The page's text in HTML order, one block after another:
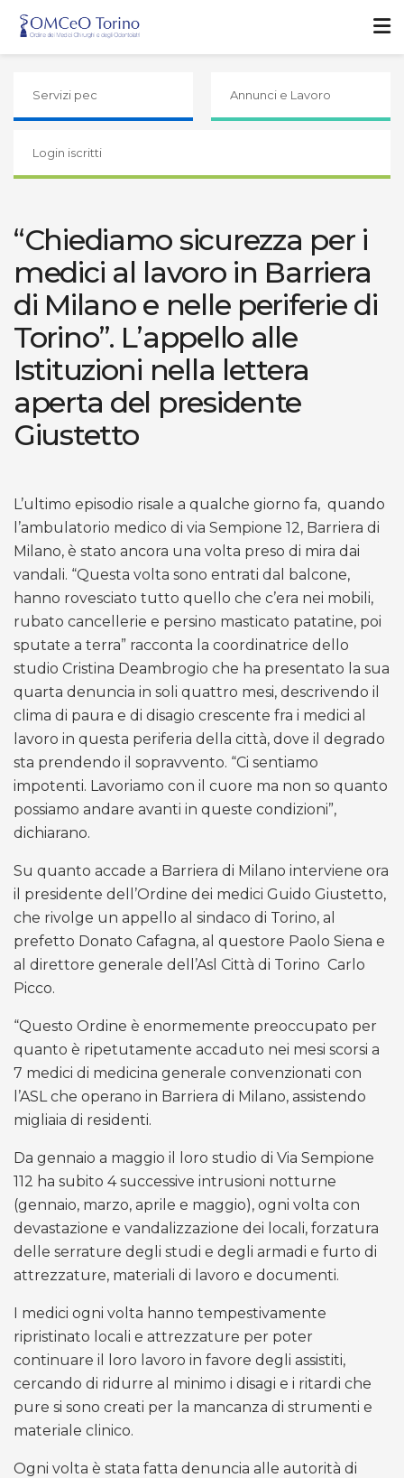
Servizi pec Annunci e Lavoro
Login iscritti
“Chiediamo sicurezza per i
medici al lavoro in Barriera
di Milano e nelle periferie di
Torino”. L’appello alle
Istituzioni nella lettera
aperta del presidente
Giustetto
L’ultimo episodio risale a qualche giorno fa, quando
l’ambulatorio medico di via Sempione 12, Barriera di
Milano, è stato ancora una volta preso di mira dai
vandali. “Questa volta sono entrati dal balcone,
hanno rovesciato tutto quello che c’era nei mobili,
rubato cancellerie e persino masticato patatine, poi
sputate a terra” racconta la coordinatrice dello
studio Cristina Deambrogio che ha presentato la sua
quarta denuncia in soli quattro mesi, descrivendo il
clima di paura e di disagio crescente fra i medici al
lavoro in questa periferia della città, dove il degrado
sta prendendo il sopravvento. “Ci sentiamo
impotenti. Lavoriamo con il cuore ma non so quanto
possiamo andare avanti in queste condizioni”,
dichiarano.
Su quanto accade a Barriera di Milano interviene ora
il presidente dell’Ordine dei medici Guido Giustetto,
che rivolge un appello al sindaco di Torino, al
prefetto Donato Cafagna, al questore Paolo Siena e
al direttore generale dell’Asl Città di Torino Carlo
Picco.
“Questo Ordine è enormemente preoccupato per
quanto è ripetutamente accaduto nei mesi scorsi a
7 medici di medicina generale convenzionati con
l’ASL che operano in Barriera di Milano, assistendo
migliaia di residenti.
Da gennaio a maggio il loro studio di Via Sempione
112 ha subito 4 successive intrusioni notturne
(gennaio, marzo, aprile e maggio), ogni volta con
devastazione e vandalizzazione dei locali, forzatura
delle serrature degli studi e degli armadi e furto di
attrezzature, materiali di lavoro e documenti.
I medici ogni volta hanno tempestivamente
ripristinato locali e attrezzature per poter
continuare il loro lavoro in favore degli assistiti,
cercando di ridurre al minimo i disagi e i ritardi che
pure si sono creati per la mancanza di strumenti e
materiale clinico.
Ogni volta è stata fatta denuncia alle autorità di